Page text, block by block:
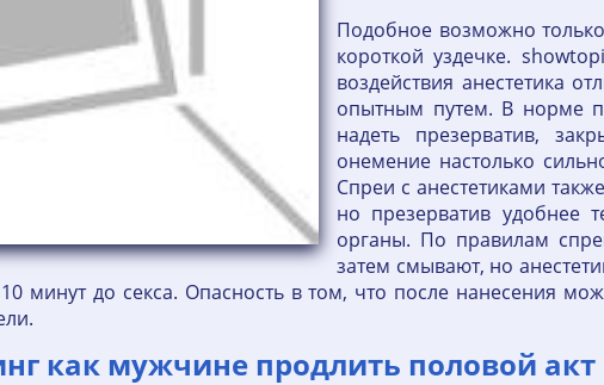
Подобное возможно
короткой уздечке.
воздействия анестетика
опытным путем. В норме
надеть презерватив,
онемение настолько
Спреи с анестетиками
но презерватив удобнее
органы. По правилам
затем смывают, но
минут до секса. Опасность в том, что после нанесения
как мужчине продлить половой акт